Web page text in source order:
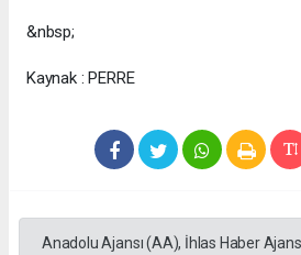
&nbsp;
Kaynak : PERRE
Anadolu Ajansı (AA), İhlas Haber